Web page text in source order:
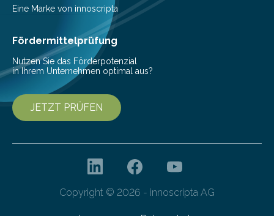
Eine Marke von innoscripta
Fördermittelprüfung
Nutzen Sie das Förderpotenzial
in Ihrem Unternehmen optimal aus?
JETZT PRÜFEN
Copyright © 2026 - innoscripta AG